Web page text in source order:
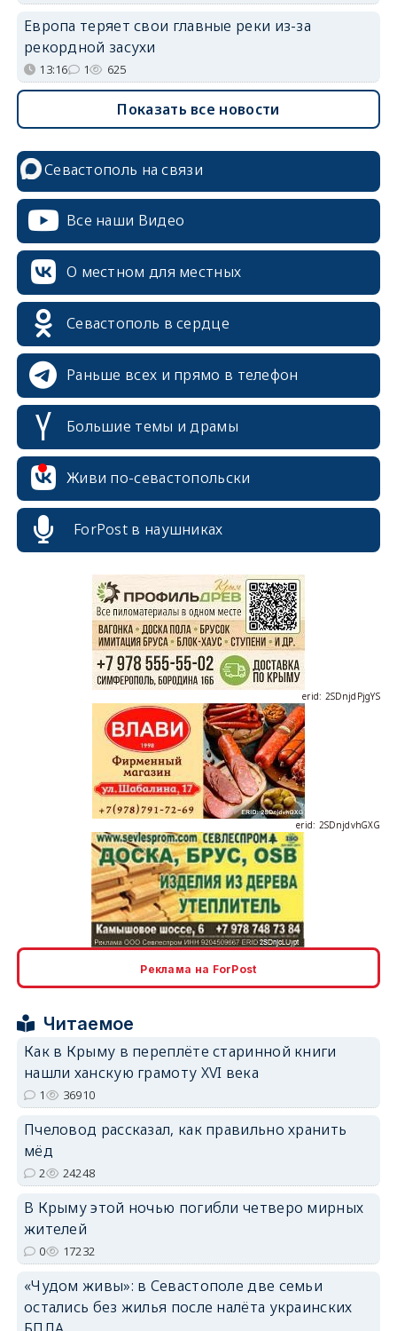
Европа теряет свои главные реки из-за
рекордной засухи
13:16 1 625
Показать все новости
Севастополь на связи
Все наши Видео
О местном для местных
Севастополь в сердце
Раньше всех и прямо в телефон
Большие темы и драмы
Живи по-севастопольски
ForPost в наушниках
erid: 2SDnjcrDNw6
erid: 2SDnjdPjgYS
erid: 2SDnjdvhGXG
erid: 2SDnjdvhGXG
Реклама на ForPost
Читаемое
Как в Крыму в переплёте старинной книги
нашли ханскую грамоту XVI века
1 36910
Пчеловод рассказал, как правильно хранить
мёд
2 24248
В Крыму этой ночью погибли четверо мирных
жителей
0 17232
«Чудом живы»: в Севастополе две семьи
остались без жилья после налёта украинских